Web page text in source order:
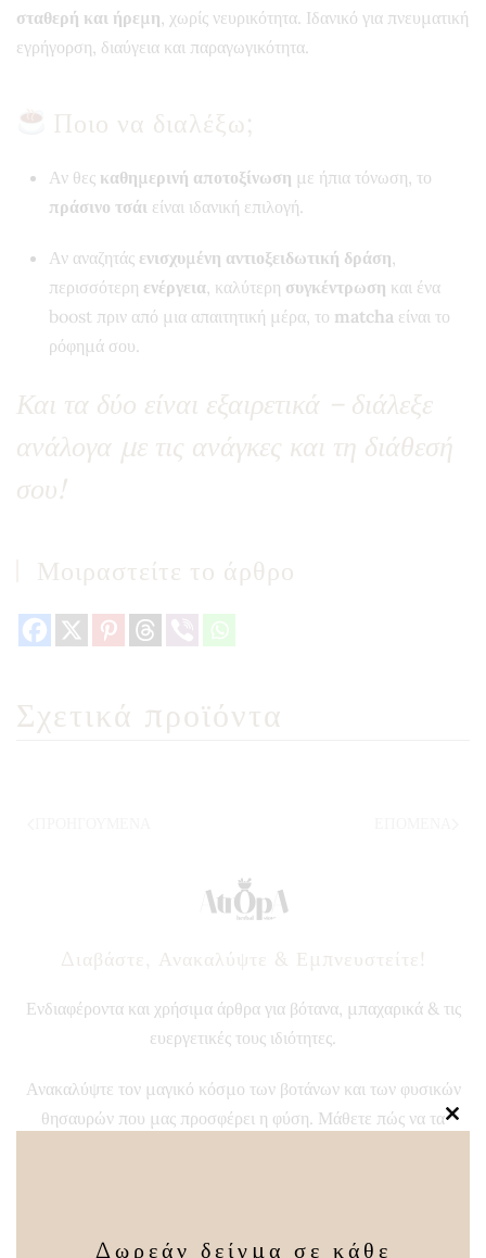
σταθερή και ήρεμη, χωρίς νευρικότητα. Ιδανικό για πνευματική
εγρήγορση, διαύγεια και παραγωγικότητα.
Ποιο να διαλέξω;
Αν θες καθημερινή αποτοξίνωση με ήπια τόνωση, το
πράσινο τσάι είναι ιδανική επιλογή.
Αν αναζητάς ενισχυμένη αντιοξειδωτική δράση,
περισσότερη ενέργεια, καλύτερη συγκέντρωση και ένα
boost πριν από μια απαιτητική μέρα, το matcha είναι το
ρόφημά σου.
Και τα δύο είναι εξαιρετικά – διάλεξε
ανάλογα με τις ανάγκες και τη διάθεσή
σου!
Μοιραστείτε το άρθρο
Σχετικά προϊόντα
Διαβάστε, Ανακαλύψτε & Εμπνευστείτε!
Ενδιαφέροντα και χρήσιμα άρθρα για βότανα, μπαχαρικά & τις
ευεργετικές τους ιδιότητες.
Ανακαλύψτε τον μαγικό κόσμο των βοτάνων και των φυσικών
θησαυρών που μας προσφέρει η φύση. Μάθετε πώς να τα
Δωρεάν δείγμα σε κάθε